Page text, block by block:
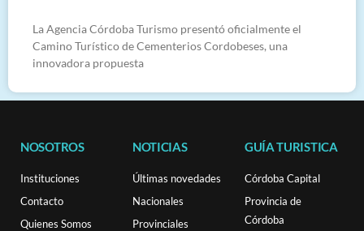
La Agencia Córdoba Turismo presentó oficialmente el
Camino Turístico de Cementerios Cordobeses, una
innovadora propuesta
NOSOTROS
Instituciones
Contacto
Quienes Somos
NOTICIAS
Últimas novedades
Nacionales
Provinciales
GUÍA TURISTICA
Córdoba Capital
Provincia de
Córdoba